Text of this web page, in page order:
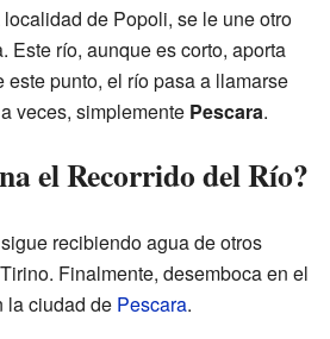
de Popoli, se le une otro
Este río, aunque es corto, aporta
este punto, el río pasa a llamarse
veces, simplemente Pescara.
el Recorrido del Río?
recibiendo agua de otros
Finalmente, desemboca en el
la ciudad de Pescara.